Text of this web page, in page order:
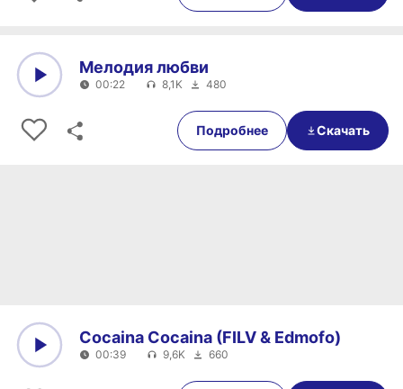
00:22
Мелодия любви
00:22 8,1K 480
Подробнее Скачать
00:39
Cocaina Cocaina (FILV & Edmofo)
00:39 9,6K 660